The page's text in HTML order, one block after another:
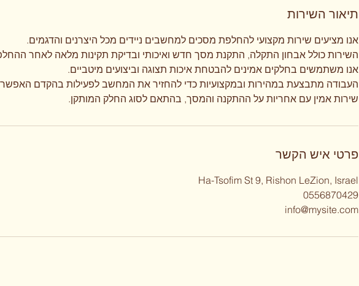
תיאור השירות
שירות אמין עם אחריות על ההתקנה והמסך, בהתאם לסוג החלק המותקן.
פרטי איש הקשר
Ha-Tsofim St 9, Rishon LeZion, Israel
0556870429
info@mysite.com